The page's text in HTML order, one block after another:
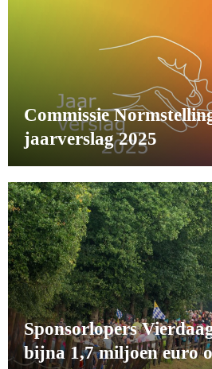
Commissie
jaarverslag 2025
Sponsorlopers
bijna 1,7 miljoen euro